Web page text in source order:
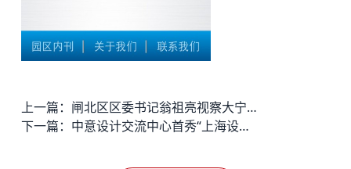
上一篇：
闸北区区委书记翁祖亮视察大宁德必易园
下一篇：
中意设计交流中心首秀“上海设计之都图片展”拉开帷幕